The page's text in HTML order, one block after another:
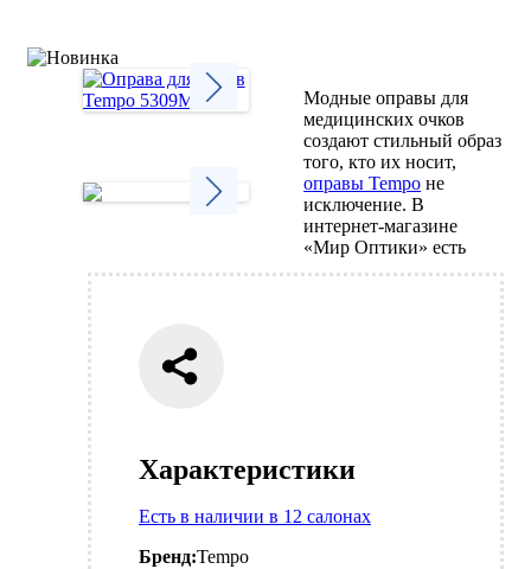
Характеристики
Есть в наличии в 12 салонах
Бренд:Tempo
Модные оправы для
медицинских очков
создают стильный образ
того, кто их носит,
оправы Tempo не
исключение. В
интернет-магазине
«Мир Оптики» есть